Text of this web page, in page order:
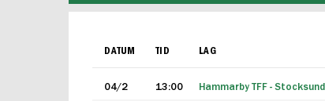
DATUM TID LAG
04/2 13:00 Hammarby TFF - Stocksund